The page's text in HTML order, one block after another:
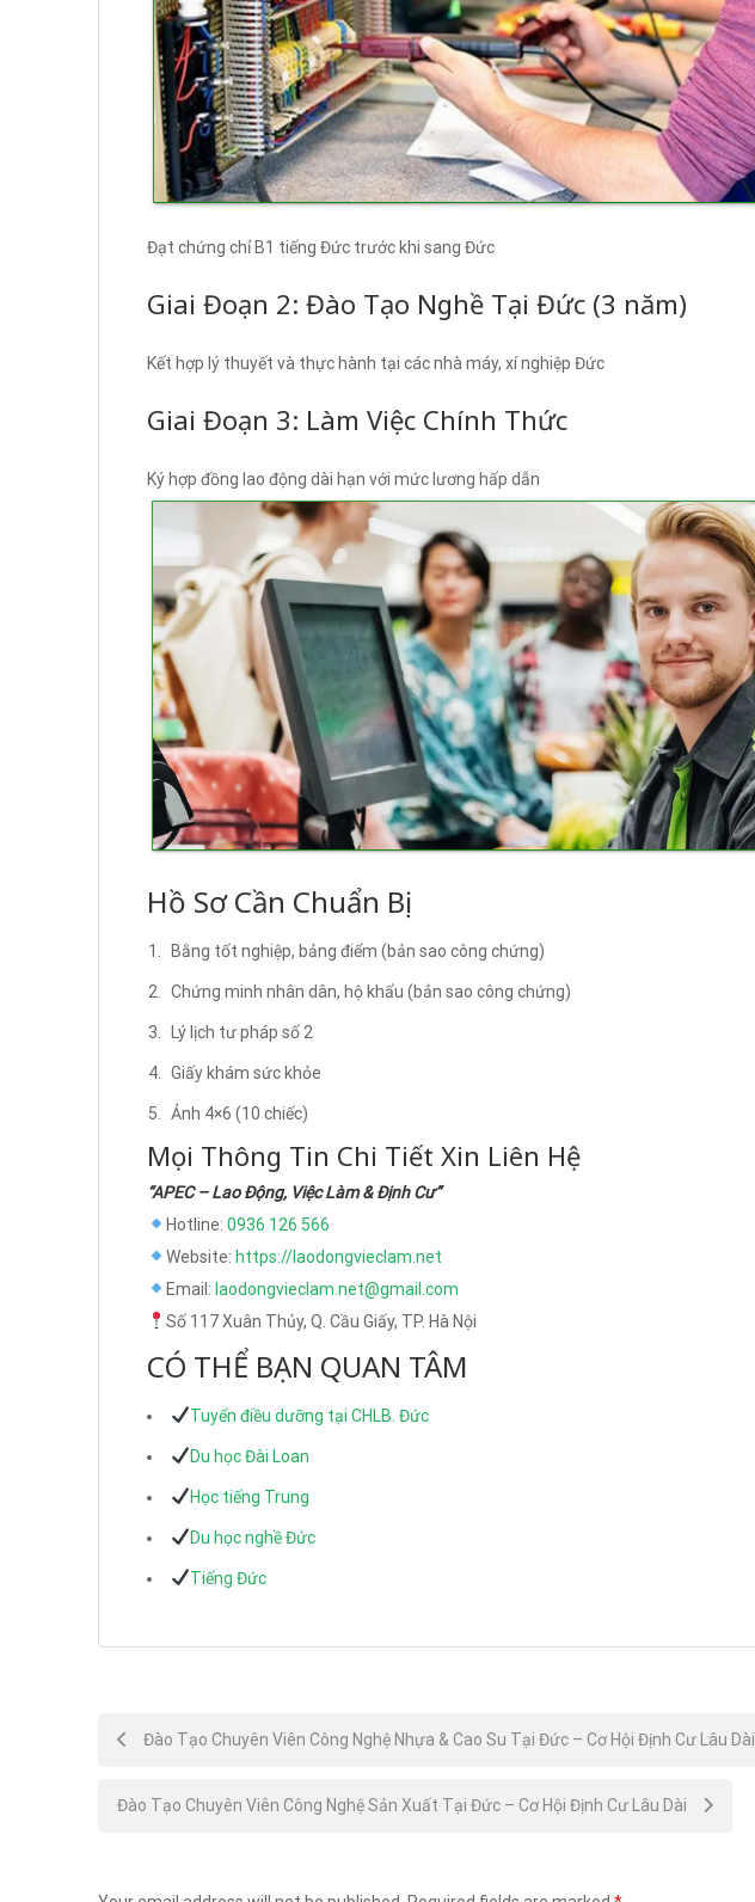
Đạt chứng chỉ B1 tiếng Đức trước khi sang Đức
Giai Đoạn 2: Đào Tạo Nghề Tại Đức (3 năm)
Kết hợp lý thuyết và thực hành tại các nhà máy, xí nghiệp Đức
Giai Đoạn 3: Làm Việc Chính Thức
Ký hợp đồng lao động dài hạn với mức lương hấp dẫn
Hồ Sơ Cần Chuẩn Bị
Bằng tốt nghiệp, bảng điểm (bản sao công chứng)
Chứng minh nhân dân, hộ khẩu (bản sao công chứng)
Lý lịch tư pháp số 2
Giấy khám sức khỏe
Ảnh 4×6 (10 chiếc)
Mọi Thông Tin Chi Tiết Xin Liên Hệ
“APEC – Lao Động, Việc Làm & Định Cư”
Hotline: 0936 126 566
Website: https://laodongvieclam.net
Email: laodongvieclam.net@gmail.com
Số 117 Xuân Thủy, Q. Cầu Giấy, TP. Hà Nội
CÓ THỂ BẠN QUAN TÂM
Tuyển điều dưỡng tại CHLB. Đức
Du học Đài Loan
Học tiếng Trung
Du học nghề Đức
Tiếng Đức
Post
navigation
Đào Tạo Chuyên Viên Công Nghệ Nhựa & Cao Su Tại Đức – Cơ Hội Định Cư Lâu Dài
Đào Tạo Chuyên Viên Công Nghệ Sản Xuất Tại Đức – Cơ Hội Định Cư Lâu Dài